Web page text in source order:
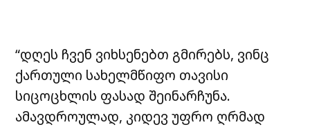
“დღეს ჩვენ ვიხსენებთ გმირებს, ვინც
ქართული სახელმწიფო თავისი
სიცოცხლის ფასად შეინარჩუნა.
ამავდროულად, კიდევ უფრო ღრმად